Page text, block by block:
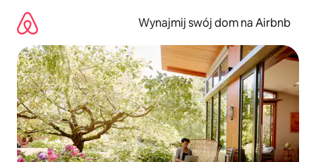
treści
Wynajmij swój dom na Airbnb